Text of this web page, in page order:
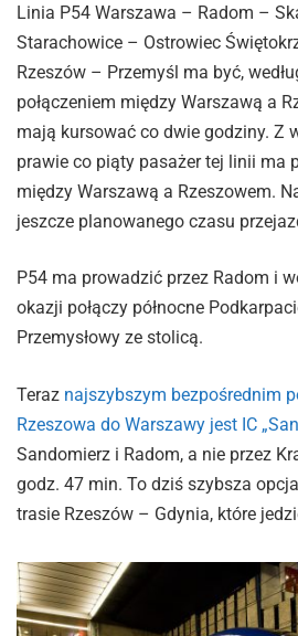
Linia P54 Warszawa – Radom –
Starachowice – Ostrowiec
Rzeszów – Przemyśl ma być,
połączeniem między Warszawą a
mają kursować co dwie godziny. Z
prawie co piąty pasażer tej linii ma
między Warszawą a Rzeszowem.
jeszcze planowanego czasu
P54 ma prowadzić przez Radom i
okazji połączy północne
Przemysłowy ze stolicą.
Teraz najszybszym bezpośrednim
Rzeszowa do Warszawy jest IC
Sandomierz i Radom, a nie przez
godz. 47 min. To dziś szybsza
trasie Rzeszów – Gdynia, które